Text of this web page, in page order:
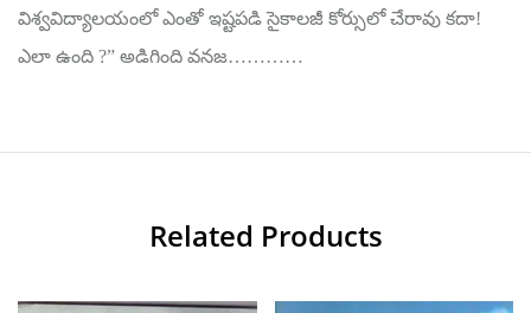
విశ్వవిద్యాలయంలో ఎంతో ఇష్టపడి సైకాలజీ కోర్సులో చేరావు కదా!
ఎలా ఉంది ?” అడిగింది వనజ…………
Related Products